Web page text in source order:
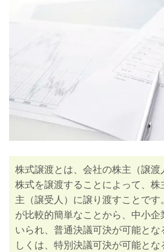
株式譲渡とは、会社の株主（譲渡
株式を譲渡することによって、株
主（譲受人）に譲り渡すことで
が比較的簡単なことから、中小企
いられ、普通決議可決が可能とな
しくは、特別決議可決が可能と